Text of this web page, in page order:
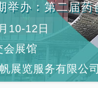
举办：第二届
10-12日
会展馆
展览服务有限公司